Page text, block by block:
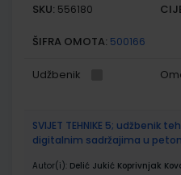
SKU: 556180
ŠIFRA OMOTA: 500166
Udžbenik
SVIJET TEHNIKE 5; udžbenik
digitalnim sadržajima u
Autor(i): Delić Jukić Koprivnjak